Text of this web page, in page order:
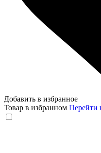
Добавить в избранное
Товар в избранном Перейти